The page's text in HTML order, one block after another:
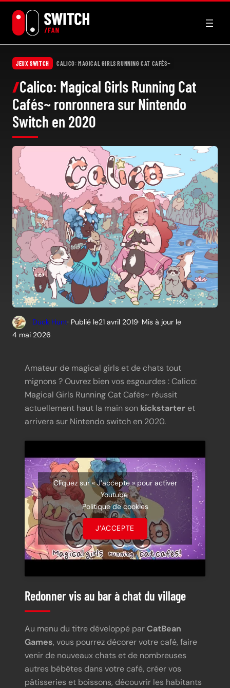
contenu
JEUX SWITCH CALICO: MAGICAL GIRLS RUNNING CAT CAFÉS~
Calico: Magical Girls Running Cat
Cafés~ ronronnera sur Nintendo
Switch en 2020
Duck Hunt· Publié le21 avril 2019· Mis à jour le
4 mai 2026
Amateur de magical girls et de chats tout
mignons ? Ouvrez bien vos esgourdes : Calico:
Magical Girls Running Cat Cafés~ réussit
actuellement haut la main son kickstarter et
arrivera sur Nintendo switch en 2020.
Cliquez sur « J’accepte » pour activer
Youtube
Politique de cookies
J’ACCEPTE
Redonner vis au bar à chat du village
Au menu du titre développé parCatBean
Games, vous pourrez décorer votre café, faire
venir de nouveaux chats et de nombreuses
autres bébêtes dans votre café, créer vos
pâtisseries et boissons, découvrir les habitants